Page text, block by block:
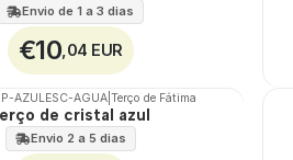
Envio de 1 a 3 dias
€10 ,04 EUR
AZULESC-AGUA| Terço de Fátima
de cristal azul
Envio 2 a 5 dias